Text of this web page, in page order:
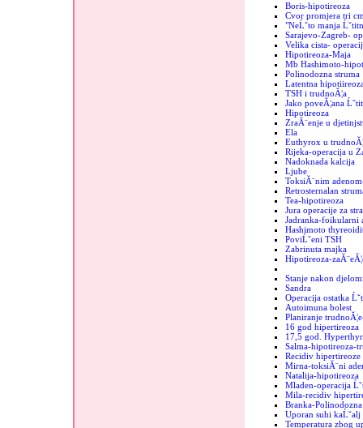
Boris-hipotireoza
Cvor promjera tri
"NeĹˇto manja
Sarajevo-Zagreb-
Velika cista-
Hipotireoza-Maja
Mb Hashimoto-
Polinodozna struma
Latentna
TSH i trudnoĂ¦a
Jako poveĂ¦ana
Hipotireoza
ZraĂ¨enje u
Ela
Euthyrox u
Rijeka-operacija u
Nadoknada kalcija
Ljube
ToksiĂ¨nim
Retrosternalan
Tea-hipotireoza
Jura operacije za
Jadranka-foikularni
Hashimoto
PoviĹˇeni TSH
Zabrinuta majka
Hipotireoza-
Stanje nakon
Sandra
Operacija ostatka
Autoimuna bolest
Planiranje
16 god hipertireoza
17,5 god.
Salma-hipotireoza-
Recidiv hipertireoze
Mirna-toksiĂ¨ni
Natalija-hipotireoza
Mladen-operacija
Mila-recidiv
Branka-
Uporan suhi kaĹˇalj
Temperatura zbog